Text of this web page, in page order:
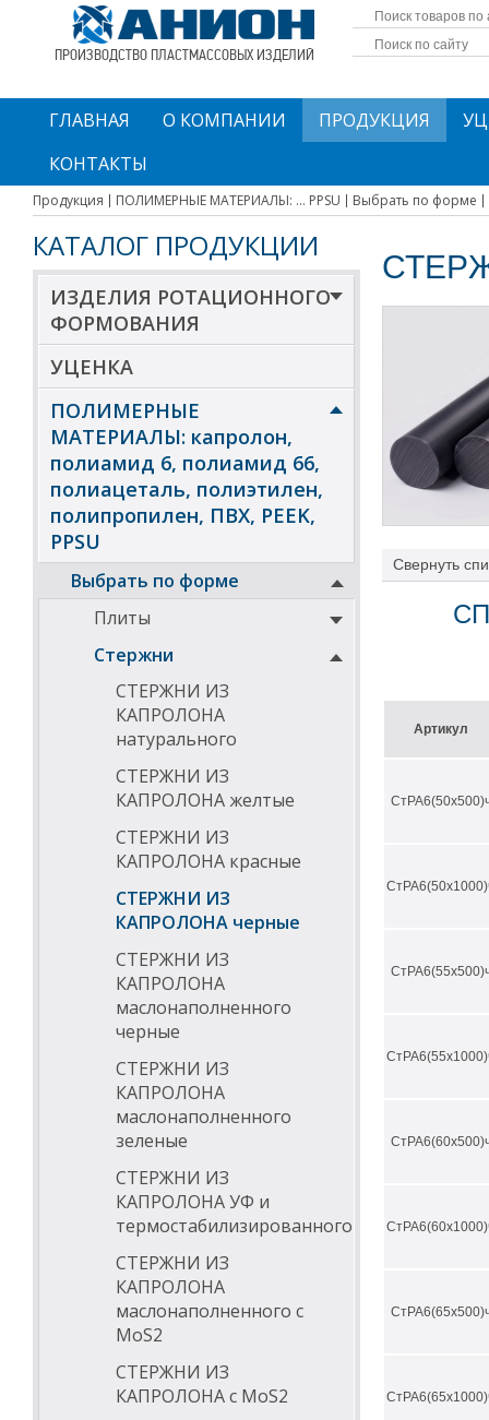
ПРОИЗВОДСТВО ПЛАСТМАССОВЫХ ИЗДЕЛИЙ
ГЛАВНАЯ О КОМПАНИИ ПРОДУКЦИЯ
КОНТАКТЫ
Продукция ПОЛИМЕРНЫЕ МАТЕРИАЛЫ: ... PPSU Выбрать по форме
КАТАЛОГ ПРОДУКЦИИ
ИЗДЕЛИЯ РОТАЦИОННОГО
ФОРМОВАНИЯ
УЦЕНКА
ПОЛИМЕРНЫЕ
МАТЕРИАЛЫ: капролон,
полиамид 6, полиамид 66,
полиацеталь, полиэтилен,
полипропилен, ПВХ, PEEK,
PPSU
Выбрать по форме
Плиты
Стержни
СТЕРЖНИ ИЗ
КАПРОЛОНА
натурального
СТЕРЖНИ ИЗ
КАПРОЛОНА желтые
СТЕРЖНИ ИЗ
КАПРОЛОНА красные
СТЕРЖНИ ИЗ
КАПРОЛОНА черные
СТЕРЖНИ ИЗ
КАПРОЛОНА
маслонаполненного
черные
СТЕРЖНИ ИЗ
КАПРОЛОНА
маслонаполненного
зеленые
СТЕРЖНИ ИЗ
КАПРОЛОНА УФ и
термостабилизированного
СТЕРЖНИ ИЗ
КАПРОЛОНА
маслонаполненного с
MoS2
СТЕРЖНИ ИЗ
КАПРОЛОНА с MoS2
Свернуть
Артикул